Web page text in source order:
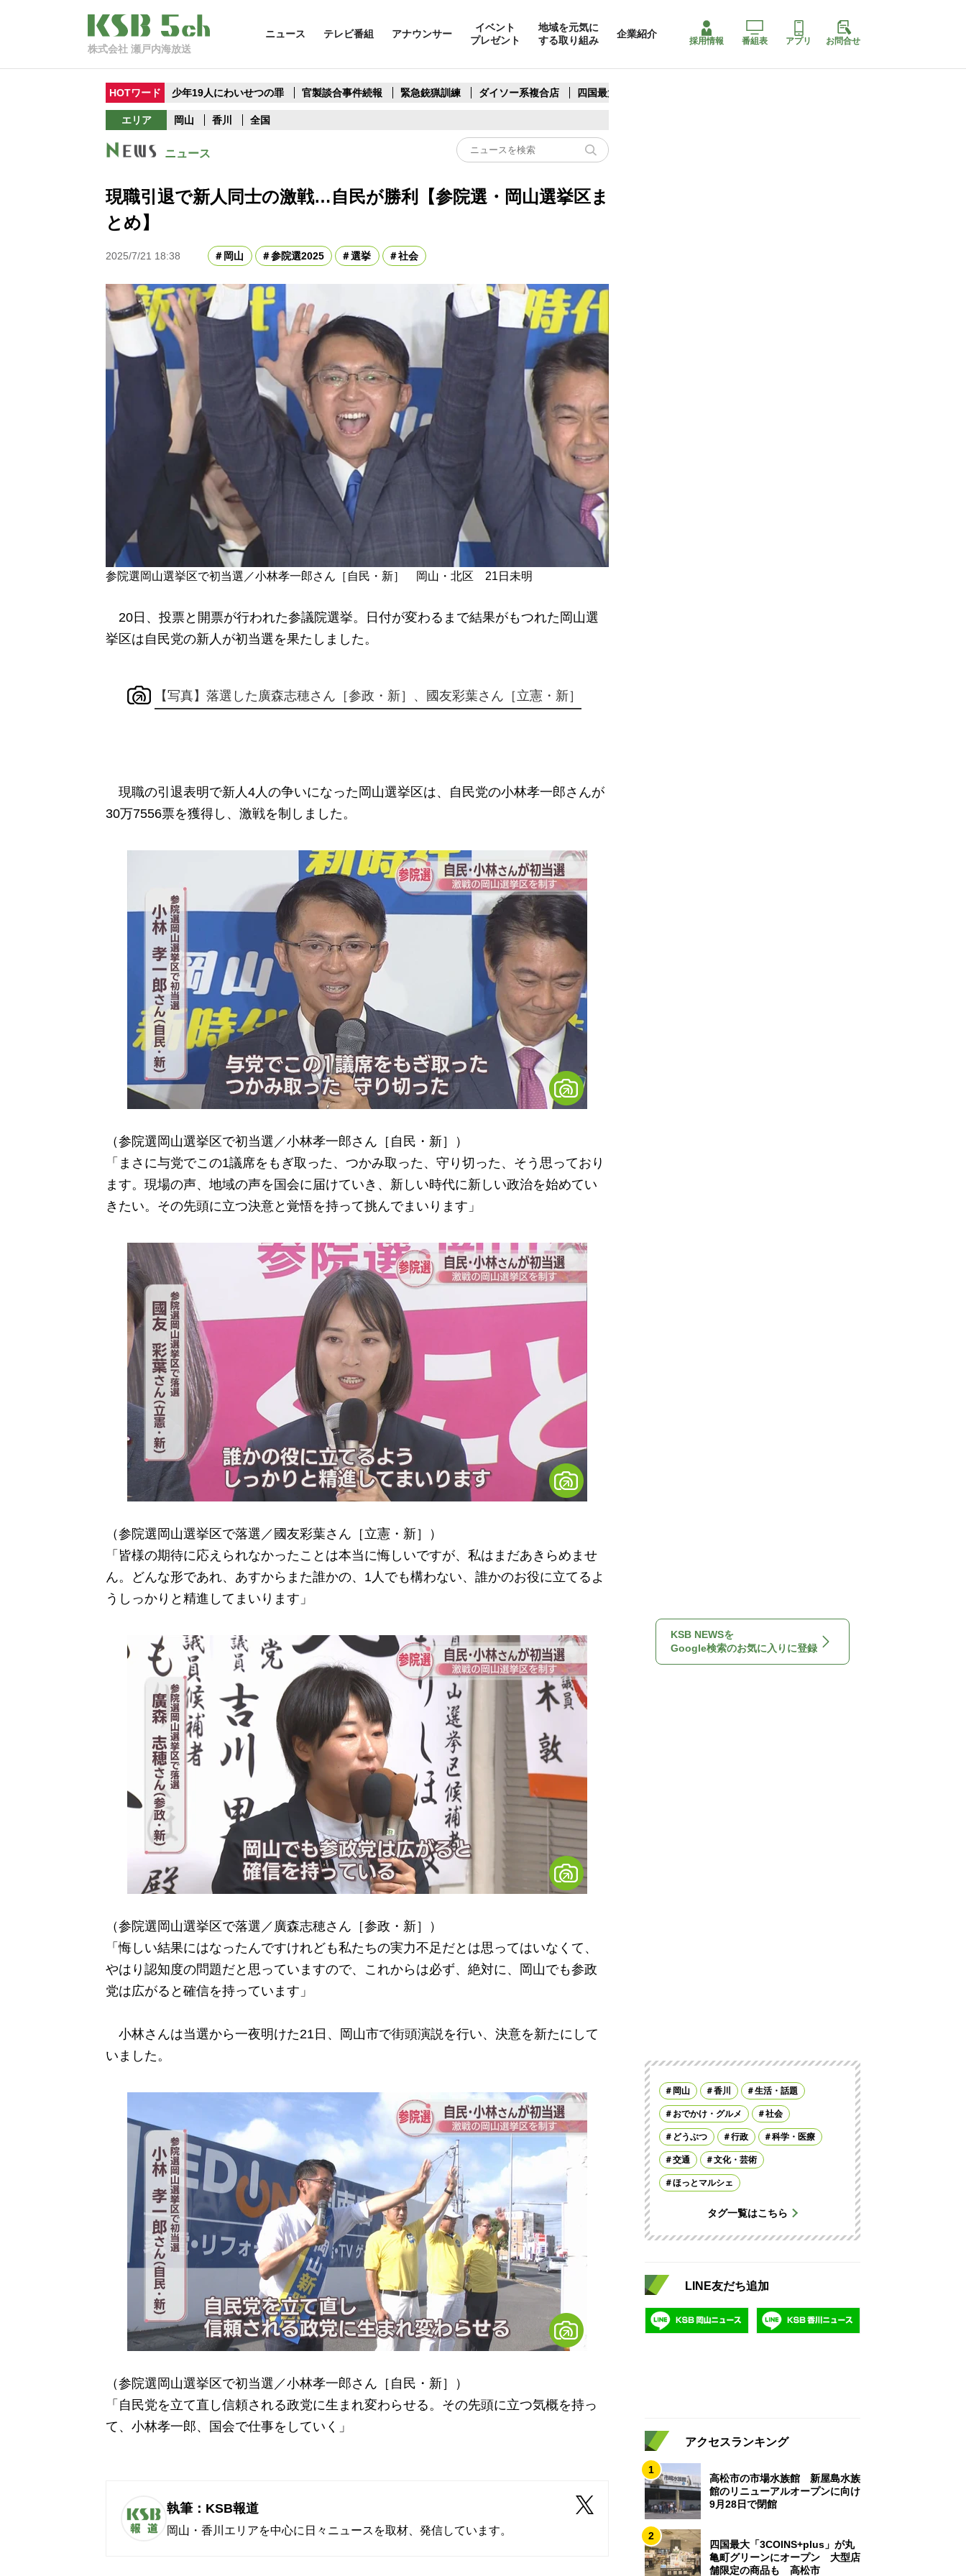
株式会社 瀬戸内海放送
ニュース テレビ番組 アナウンサー
イベント
プレゼント
地域を元気に
する取り組み
企業紹介
採用情報 番組表 アプリ お問合せ
HOTワード 少年19人にわいせつの罪 官製談合事件続報 緊急銃猟訓練 ダイソー系複合店 四国最大スリコ
エリア 岡山 香川 全国
ニュース
現職引退で新人同士の激戦…自民が勝利【参院選・岡山選挙区ま
とめ】
2025/7/21 18:38 岡山 参院選2025 選挙 社会
参院選岡山選挙区で初当選／小林孝一郎さん［自民・新］ 岡山・北区 21日未明
20日、投票と開票が行われた参議院選挙。日付が変わるまで結果がもつれた岡山選
挙区は自民党の新人が初当選を果たしました。
【写真】落選した廣森志穂さん［参政・新］、國友彩葉さん［立憲・新］
現職の引退表明で新人4人の争いになった岡山選挙区は、自民党の小林孝一郎さんが
30万7556票を獲得し、激戦を制しました。
（参院選岡山選挙区で初当選／小林孝一郎さん［自民・新］）
「まさに与党でこの1議席をもぎ取った、つかみ取った、守り切った、そう思っており
ます。現場の声、地域の声を国会に届けていき、新しい時代に新しい政治を始めてい
きたい。その先頭に立つ決意と覚悟を持って挑んでまいります」
（参院選岡山選挙区で落選／國友彩葉さん［立憲・新］）
「皆様の期待に応えられなかったことは本当に悔しいですが、私はまだあきらめませ
ん。どんな形であれ、あすからまた誰かの、1人でも構わない、誰かのお役に立てるよ
うしっかりと精進してまいります」
（参院選岡山選挙区で落選／廣森志穂さん［参政・新］）
「悔しい結果にはなったんですけれども私たちの実力不足だとは思ってはいなくて、
やはり認知度の問題だと思っていますので、これからは必ず、絶対に、岡山でも参政
党は広がると確信を持っています」
小林さんは当選から一夜明けた21日、岡山市で街頭演説を行い、決意を新たにして
いました。
（参院選岡山選挙区で初当選／小林孝一郎さん［自民・新］）
「自民党を立て直し信頼される政党に生まれ変わらせる。その先頭に立つ気概を持っ
て、小林孝一郎、国会で仕事をしていく」
執筆：KSB報道
岡山・香川エリアを中心に日々ニュースを取材、発信しています。
KSB NEWSを
Google検索のお気に入りに登録
岡山 香川 生活・話題
おでかけ・グルメ 社会
どうぶつ 行政 科学・医療
交通 文化・芸術
ほっとマルシェ
タグ一覧はこちら
LINE友だち追加
アクセスランキング
1
高松市の市場水族館 新屋島水族
館のリニューアルオープンに向け
9月28日で閉館
2
四国最大「3COINS+plus」が丸
亀町グリーンにオープン 大型店
舗限定の商品も 高松市